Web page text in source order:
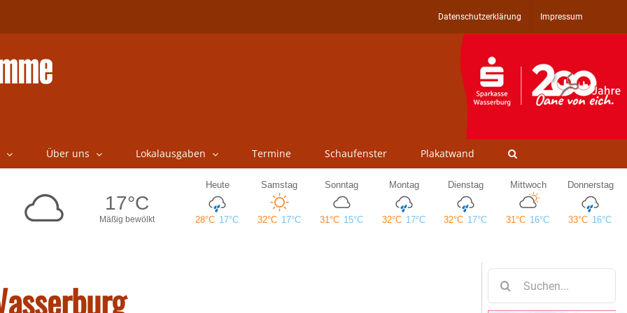
Datenschutzerklärung Impressum
Über uns Lokalausgaben Termine Schaufenster Plakatwand
nach: